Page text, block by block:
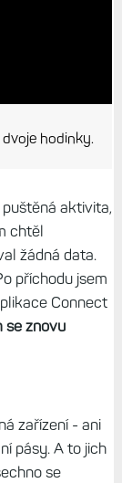
hodinky.
aktivita,
chtěl
žádná data.
příchodu jsem
Connect
se znovu
zařízení - ani
pásy. A to jich
se